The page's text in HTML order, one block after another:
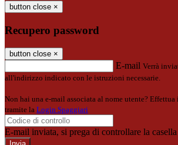
button close ×
Recupero password
button close ×
E-mail Verrà
all'indirizzo indicato con le istruzioni necessarie.
Non hai una e-mail associata al nome utente? Effettua
tramite la Login Spaggiari
E-mail inviata, si prega di controllare la